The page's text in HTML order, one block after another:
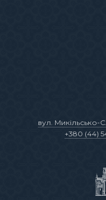
вул. Микільсько-
+380 (44)